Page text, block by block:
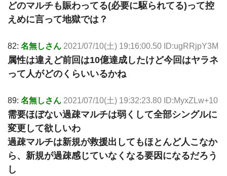
どのマルチも賑わってる(必要に駆られてる)って控
えめに言って地獄では？
82: 名無しさん 2021/07/10(土) 19:16:00.50 ID:ugRRjpY3M
属性は違えど前回は10億達成したけど今回はヤラネ
って人がどのくらいいるかね
89: 名無しさん 2021/07/10(土) 19:32:23.80 ID:MyxZLw+10
需要ほぼない過疎マルチは弱くして全部シングルに
変更して欲しいわ
過疎マルチは新規が救援出してもほとんど人こなか
ら、新規が過疎感じていなくなる要因になるだろう
し